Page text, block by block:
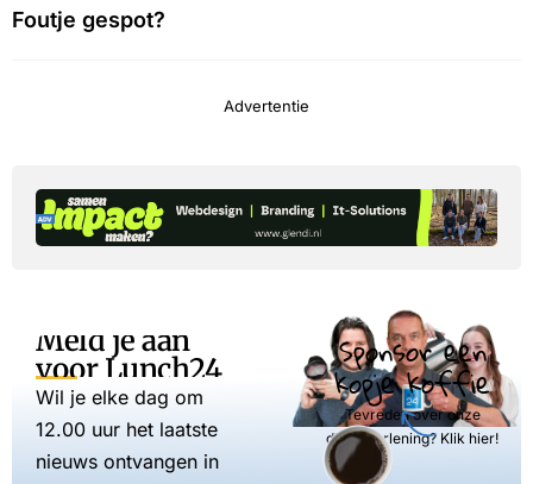
Foutje gespot?
Advertentie
Meld je aan
voor Lunch24
Wil je elke dag om
12.00 uur het laatste
nieuws ontvangen in
Sponsor een
kopje koffie
Tevreden over onze
dienstverlening? Klik hier!